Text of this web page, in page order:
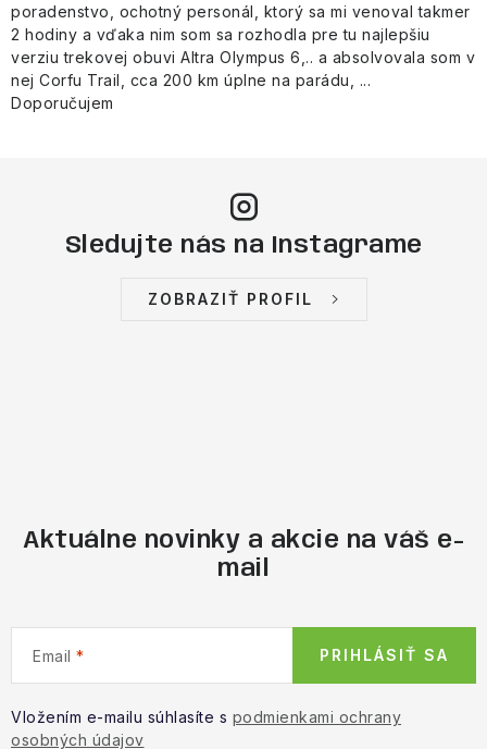
poradenstvo, ochotný personál, ktorý sa mi venoval takmer
2 hodiny a vďaka nim som sa rozhodla pre tu najlepšiu
verziu trekovej obuvi Altra Olympus 6,.. a absolvovala som v
nej Corfu Trail, cca 200 km úplne na parádu, ...
Doporučujem
Sledujte nás na Instagrame
ZOBRAZIŤ PROFIL
Aktuálne novinky a akcie na váš e-
mail
Email
Vložením e-mailu súhlasíte s podmienkami ochrany
osobných údajov
PRIHLÁSIŤ SA